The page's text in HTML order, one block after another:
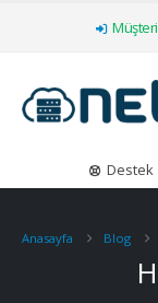
Destek
Anasayfa Blog